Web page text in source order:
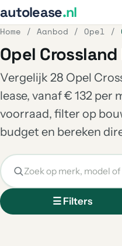
autolease.nl
Home / Aanbod / Opel /
Opel
Vergelijk 28 Opel
lease, vanaf € 132 per
voorraad, filter op
budget en bereken
☰ Filters